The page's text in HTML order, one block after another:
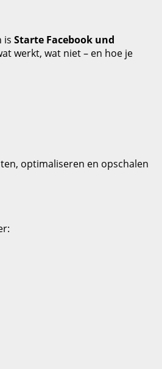
is Starte Facebook und
werkt, wat niet – en hoe je
optimaliseren en opschalen